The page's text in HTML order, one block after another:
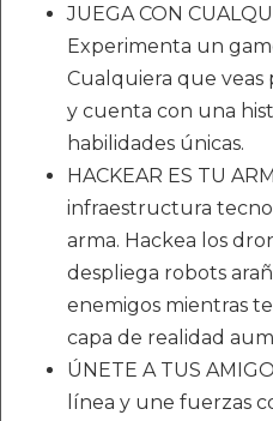
JUEGA CON
Experimenta un
Cualquiera que
y cuenta con una
habilidades únicas.
HACKEAR ES TU
infraestructura
arma. Hackea los
despliega robots
enemigos mientras
capa de realidad
ÚNETE A TUS
línea y une fuerzas